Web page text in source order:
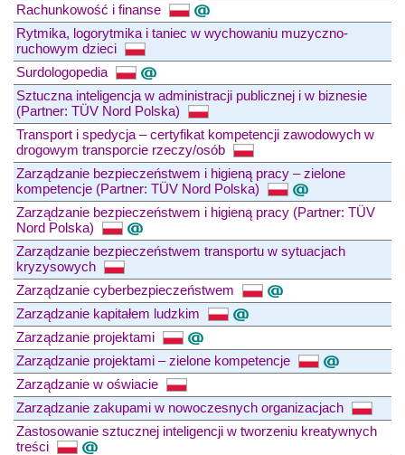
Rachunkowość i finanse
Rytmika, logorytmika i taniec w wychowaniu muzyczno-
ruchowym dzieci
Surdologopedia
Sztuczna inteligencja w administracji publicznej i w biznesie
(Partner: TÜV Nord Polska)
Transport i spedycja – certyfikat kompetencji zawodowych w
drogowym transporcie rzeczy/osób
Zarządzanie bezpieczeństwem i higieną pracy – zielone
kompetencje (Partner: TÜV Nord Polska)
Zarządzanie bezpieczeństwem i higieną pracy (Partner: TÜV
Nord Polska)
Zarządzanie bezpieczeństwem transportu w sytuacjach
kryzysowych
Zarządzanie cyberbezpieczeństwem
Zarządzanie kapitałem ludzkim
Zarządzanie projektami
Zarządzanie projektami – zielone kompetencje
Zarządzanie w oświacie
Zarządzanie zakupami w nowoczesnych organizacjach
Zastosowanie sztucznej inteligencji w tworzeniu kreatywnych
treści